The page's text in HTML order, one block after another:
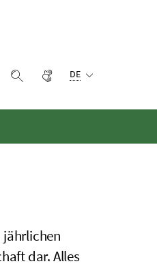
Gebärdensprache
DE
dar. Alles